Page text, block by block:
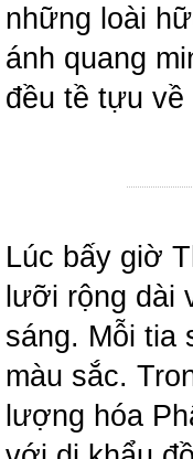
những loài
ánh quang
đều tề tựu về
Lúc bấy giờ
lưỡi rộng dài
sáng. Mỗi tia
màu sắc.
lượng hóa